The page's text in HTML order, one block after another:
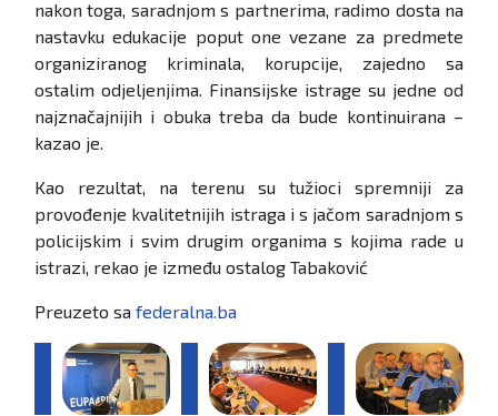
nakon toga, saradnjom s partnerima, radimo dosta na
nastavku edukacije poput one vezane za predmete
organiziranog kriminala, korupcije, zajedno sa
ostalim odjeljenjima. Finansijske istrage su jedne od
najznačajnijih i obuka treba da bude kontinuirana –
kazao je.
Kao rezultat, na terenu su tužioci spremniji za
provođenje kvalitetnijih istraga i s jačom saradnjom s
policijskim i svim drugim organima s kojima rade u
istrazi, rekao je između ostalog Tabaković
Preuzeto sa federalna.ba